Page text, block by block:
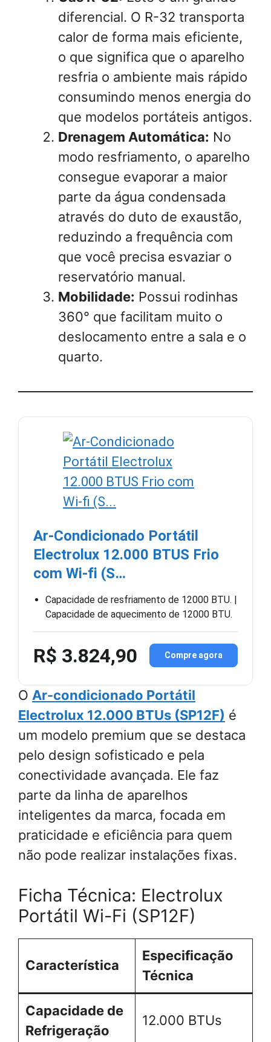
diferencial. O R-32 transporta
calor de forma mais eficiente,
o que significa que o aparelho
resfria o ambiente mais rápido
consumindo menos energia do
que modelos portáteis antigos.
Drenagem Automática: No
modo resfriamento, o aparelho
consegue evaporar a maior
parte da água condensada
através do duto de exaustão,
reduzindo a frequência com
que você precisa esvaziar o
reservatório manual.
Mobilidade: Possui rodinhas
360° que facilitam muito o
deslocamento entre a sala e o
quarto.
Ar-Condicionado Portátil
Electrolux 12.000 BTUS Frio
com Wi-fi (S…
Capacidade de resfriamento de 12000 BTU. |
Capacidade de aquecimento de 12000 BTU.
R$ 3.824,90 Compre agora
O Ar-condicionado Portátil
Electrolux 12.000 BTUs (SP12F) é
um modelo premium que se destaca
pelo design sofisticado e pela
conectividade avançada. Ele faz
parte da linha de aparelhos
inteligentes da marca, focada em
praticidade e eficiência para quem
não pode realizar instalações fixas.
Ficha Técnica: Electrolux
Portátil Wi-Fi (SP12F)
Característica
Especificação
Técnica
Capacidade de
Refrigeração
12.000 BTUs